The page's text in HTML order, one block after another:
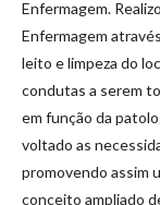
Enfermagem.
Enfermagem
leito e limpeza do
condutas a serem
em função da
voltado as
promovendo assim
conceito ampliado